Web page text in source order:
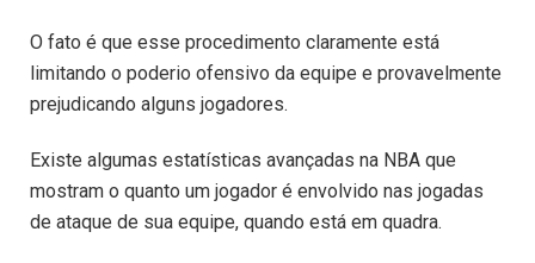
O fato é que esse procedimento claramente está
limitando o poderio ofensivo da equipe e provavelmente
prejudicando alguns jogadores.
Existe algumas estatísticas avançadas na NBA que
mostram o quanto um jogador é envolvido nas jogadas
de ataque de sua equipe, quando está em quadra.